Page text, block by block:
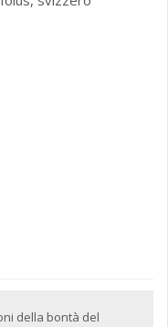
della bontà del